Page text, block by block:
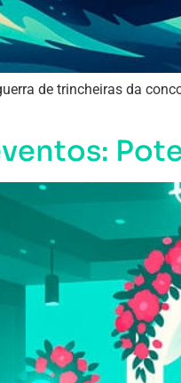
de trincheiras da